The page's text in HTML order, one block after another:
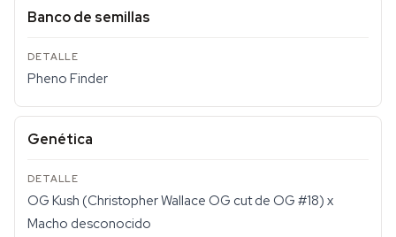
Banco de semillas
Pheno Finder
Genética
OG Kush (Christopher Wallace OG cut de OG #18) x
Macho desconocido